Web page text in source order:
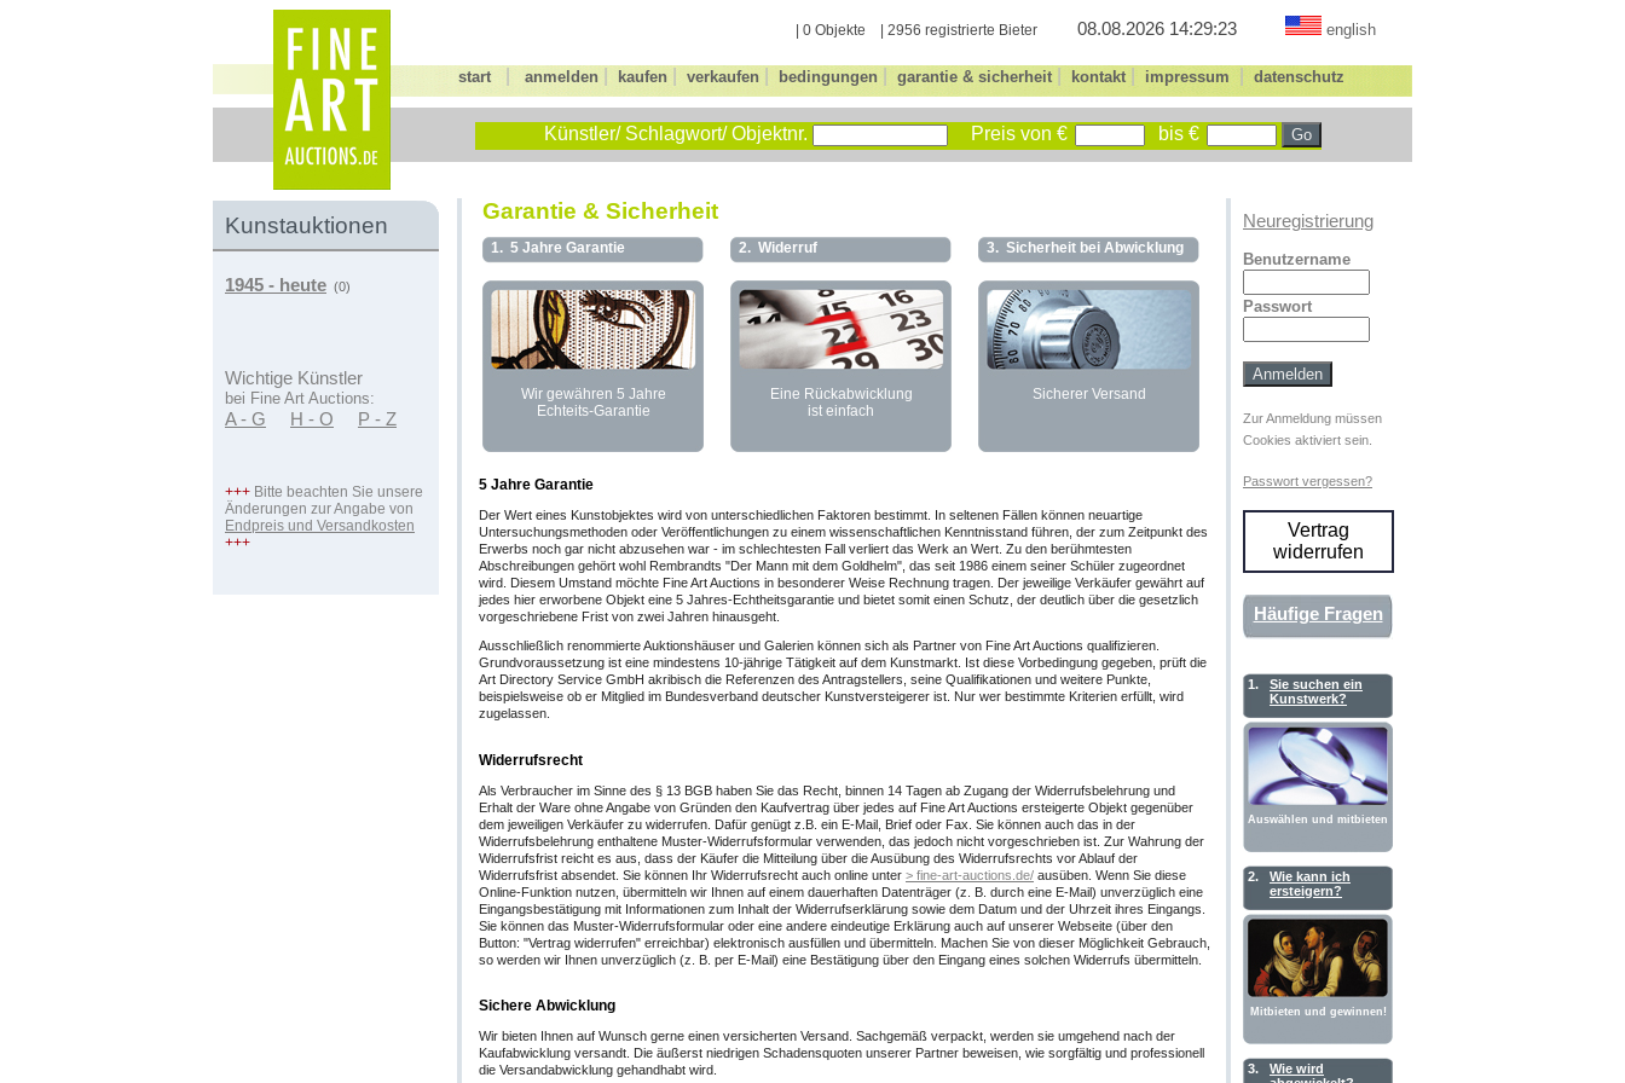
| 0 Objekte | 2956 registrierte Bieter 08.08.2026 14:29:23 english
start anmelden kaufen verkaufen bedingungen garantie & sicherheit kontakt impressum datenschutz
Künstler/ Schlagwort/ Objektnr. Preis von € bis €
Kunstauktionen
1945 - heute (0)
Wichtige Künstler
bei Fine Art Auctions:
A - G H - O P - Z
+++ Bitte beachten Sie unsere
Änderungen zur Angabe von
Endpreis und Versandkosten
+++
Garantie & Sicherheit
1. 5 Jahre Garantie
Wir gewähren 5 Jahre
Echteits-Garantie
2. Widerruf
Eine Rückabwicklung
ist einfach
3. Sicherheit bei Abwicklung
Sicherer Versand
5 Jahre Garantie
Der Wert eines Kunstobjektes wird von unterschiedlichen Faktoren bestimmt. In seltenen Fällen können neuartige
Untersuchungsmethoden oder Veröffentlichungen zu einem wissenschaftlichen Kenntnisstand führen, der zum Zeitpunkt des
Erwerbs noch gar nicht abzusehen war - im schlechtesten Fall verliert das Werk an Wert. Zu den berühmtesten
Abschreibungen gehört wohl Rembrandts "Der Mann mit dem Goldhelm", das seit 1986 einem seiner Schüler zugeordnet
wird. Diesem Umstand möchte Fine Art Auctions in besonderer Weise Rechnung tragen. Der jeweilige Verkäufer gewährt auf
jedes hier erworbene Objekt eine 5 Jahres-Echtheitsgarantie und bietet somit einen Schutz, der deutlich über die gesetzlich
vorgeschriebene Frist von zwei Jahren hinausgeht.
Ausschließlich renommierte Auktionshäuser und Galerien können sich als Partner von Fine Art Auctions qualifizieren.
Grundvoraussetzung ist eine mindestens 10-jährige Tätigkeit auf dem Kunstmarkt. Ist diese Vorbedingung gegeben, prüft die
Art Directory Service GmbH akribisch die Referenzen des Antragstellers, seine Qualifikationen und weitere Punkte,
beispielsweise ob er Mitglied im Bundesverband deutscher Kunstversteigerer ist. Nur wer bestimmte Kriterien erfüllt, wird
zugelassen.
Widerrufsrecht
Als Verbraucher im Sinne des § 13 BGB haben Sie das Recht, binnen 14 Tagen ab Zugang der Widerrufsbelehrung und
Erhalt der Ware ohne Angabe von Gründen den Kaufvertrag über jedes auf Fine Art Auctions ersteigerte Objekt gegenüber
dem jeweiligen Verkäufer zu widerrufen. Dafür genügt z.B. ein E-Mail, Brief oder Fax. Sie können auch das in der
Widerrufsbelehrung enthaltene Muster-Widerrufsformular verwenden, das jedoch nicht vorgeschrieben ist. Zur Wahrung der
Widerrufsfrist reicht es aus, dass der Käufer die Mitteilung über die Ausübung des Widerrufsrechts vor Ablauf der
Widerrufsfrist absendet. Sie können Ihr Widerrufsrecht auch online unter > fine-art-auctions.de/ ausüben. Wenn Sie diese
Online-Funktion nutzen, übermitteln wir Ihnen auf einem dauerhaften Datenträger (z. B. durch eine E-Mail) unverzüglich eine
Eingangsbestätigung mit Informationen zum Inhalt der Widerrufserklärung sowie dem Datum und der Uhrzeit ihres Eingangs.
Sie können das Muster-Widerrufsformular oder eine andere eindeutige Erklärung auch auf unserer Webseite (über den
Button: "Vertrag widerrufen" erreichbar) elektronisch ausfüllen und übermitteln. Machen Sie von dieser Möglichkeit Gebrauch,
so werden wir Ihnen unverzüglich (z. B. per E-Mail) eine Bestätigung über den Eingang eines solchen Widerrufs übermitteln.
Sichere Abwicklung
Wir bieten Ihnen auf Wunsch gerne einen versicherten Versand. Sachgemäß verpackt, werden sie umgehend nach der
Kaufabwicklung versandt. Die äußerst niedrigen Schadensquoten unserer Partner beweisen, wie sorgfältig und professionell
die Versandabwicklung gehandhabt wird.
Neuregistrierung
Benutzername
Passwort
Zur Anmeldung müssen
Cookies aktiviert sein.
Passwort vergessen?
Vertrag
widerrufen
Häufige Fragen
1.
Sie suchen ein
Kunstwerk?
Auswählen und mitbieten
2.
Wie kann ich
ersteigern?
Mitbieten und gewinnen!
3.
Wie wird